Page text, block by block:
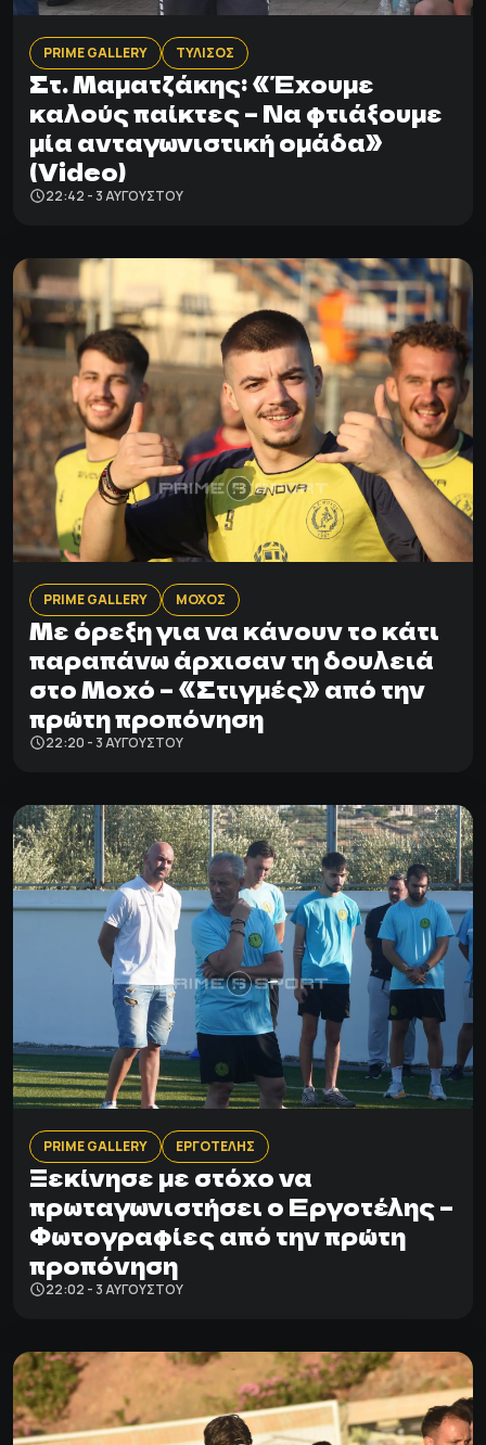
PRIME GALLERY ΤΥΛΙΣΟΣ
Στ. Μαματζάκης: «Έχουμε
καλούς παίκτες – Να φτιάξουμε
μία ανταγωνιστική ομάδα»
(Video)
22:42 - 3 ΑΥΓΟΎΣΤΟΥ
PRIME GALLERY ΜΟΧΟΣ
Με όρεξη για να κάνουν το κάτι
παραπάνω άρχισαν τη δουλειά
στο Μοχό – «Στιγμές» από την
πρώτη προπόνηση
22:20 - 3 ΑΥΓΟΎΣΤΟΥ
PRIME GALLERY ΕΡΓΟΤΕΛΗΣ
Ξεκίνησε με στόχο να
πρωταγωνιστήσει ο Εργοτέλης –
Φωτογραφίες από την πρώτη
προπόνηση
22:02 - 3 ΑΥΓΟΎΣΤΟΥ